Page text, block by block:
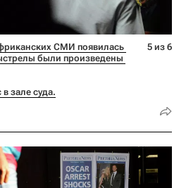
СМИ появилась
были произведены
зале суда.
5 из 6